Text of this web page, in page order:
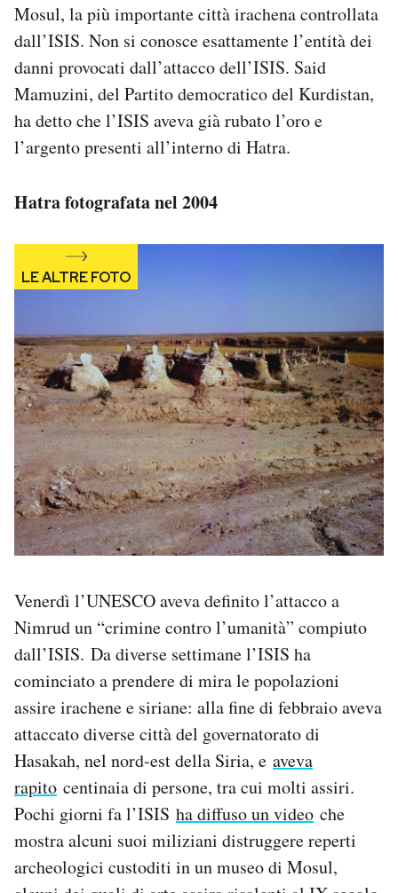
Mosul, la più importante città irachena controllata
dall’ISIS. Non si conosce esattamente l’entità dei
danni provocati dall’attacco dell’ISIS. Said
Mamuzini, del Partito democratico del Kurdistan,
ha detto che l’ISIS aveva già rubato l’oro e
l’argento presenti all’interno di Hatra.
Hatra fotografata nel 2004
Venerdì l’UNESCO aveva definito l’attacco a
Nimrud un “crimine contro l’umanità” compiuto
dall’ISIS. Da diverse settimane l’ISIS ha
cominciato a prendere di mira le popolazioni
assire irachene e siriane: alla fine di febbraio aveva
attaccato diverse città del governatorato di
Hasakah, nel nord-est della Siria, e aveva
rapito centinaia di persone, tra cui molti assiri.
Pochi giorni fa l’ISIS ha diffuso un video che
mostra alcuni suoi miliziani distruggere reperti
archeologici custoditi in un museo di Mosul,